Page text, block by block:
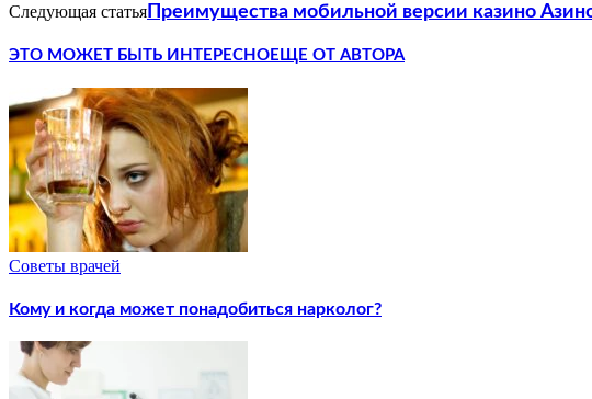
Следующая статья Преимущества мобильной версии казино
ЭТО МОЖЕТ БЫТЬ ИНТЕРЕСНО ЕЩЕ ОТ АВТОРА
Советы врачей
Кому и когда может понадобиться нарколог?